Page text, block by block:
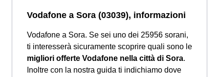
Vodafone a Sora (03039), informazioni
Vodafone a Sora. Se sei uno dei 25956 sorani,
ti interesserà sicuramente scoprire quali sono le
migliori offerte Vodafone nella città di Sora.
Inoltre con la nostra guida ti indichiamo dove